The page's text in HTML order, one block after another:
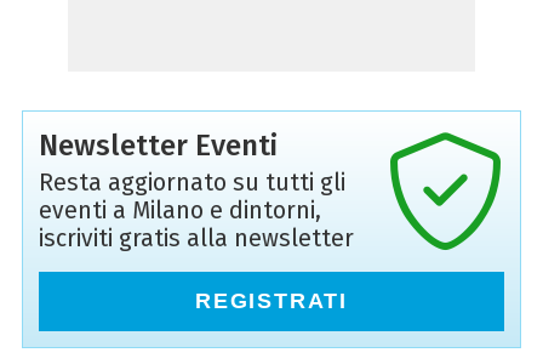
Newsletter Eventi
Resta aggiornato su tutti gli
eventi a Milano e dintorni,
iscriviti gratis alla newsletter
REGISTRATI